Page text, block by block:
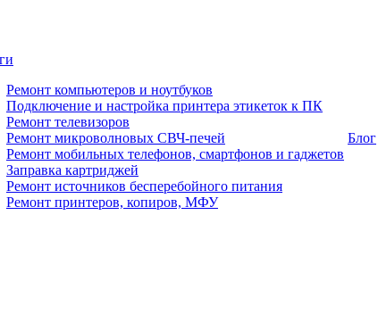
Ремонт компьютеров и ноутбуков
Подключение и настройка принтера этикеток к ПК
Ремонт телевизоров
Ремонт микроволновых СВЧ-печей
Ремонт мобильных телефонов, смартфонов и гаджетов
Заправка картриджей
Ремонт источников бесперебойного питания
Ремонт принтеров, копиров, МФУ
Блог